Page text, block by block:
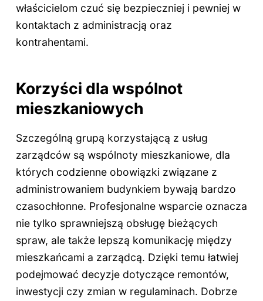
właścicielom czuć się bezpieczniej i pewniej w
kontaktach z administracją oraz
kontrahentami.
Korzyści dla wspólnot
mieszkaniowych
Szczególną grupą korzystającą z usług
zarządców są wspólnoty mieszkaniowe, dla
których codzienne obowiązki związane z
administrowaniem budynkiem bywają bardzo
czasochłonne. Profesjonalne wsparcie oznacza
nie tylko sprawniejszą obsługę bieżących
spraw, ale także lepszą komunikację między
mieszkańcami a zarządcą. Dzięki temu łatwiej
podejmować decyzje dotyczące remontów,
inwestycji czy zmian w regulaminach. Dobrze